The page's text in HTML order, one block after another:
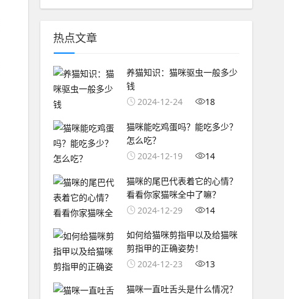
热点文章
养猫知识：猫咪驱虫一般多少
钱
2024-12-24
18
猫咪能吃鸡蛋吗？能吃多少？
怎么吃？
2024-12-19
14
猫咪的尾巴代表着它的心情？
看看你家猫咪全中了嘛？
2024-12-29
14
如何给猫咪剪指甲以及给猫咪
剪指甲的正确姿势！
2024-12-23
13
猫咪一直吐舌头是什么情况？